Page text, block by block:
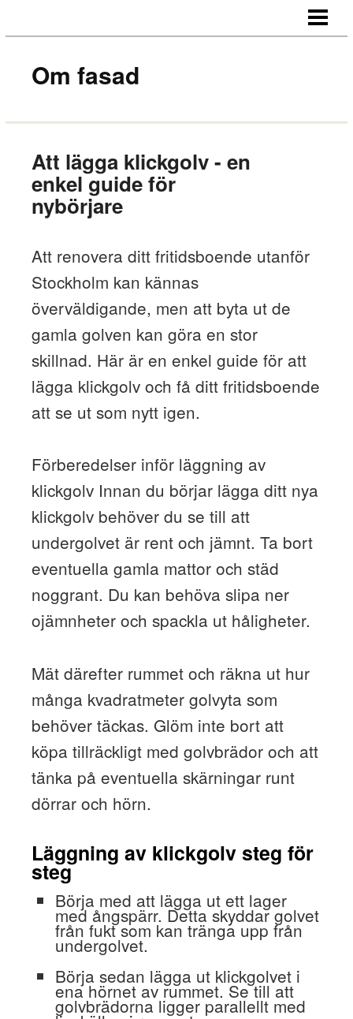
KONTAKT
Om fasad
Att lägga klickgolv - en
enkel guide för
nybörjare
Att renovera ditt fritidsboende utanför
Stockholm kan kännas
överväldigande, men att byta ut de
gamla golven kan göra en stor
skillnad. Här är en enkel guide för att
lägga klickgolv och få ditt fritidsboende
att se ut som nytt igen.
Förberedelser inför läggning av
klickgolv Innan du börjar lägga ditt nya
klickgolv behöver du se till att
undergolvet är rent och jämnt. Ta bort
eventuella gamla mattor och städ
noggrant. Du kan behöva slipa ner
ojämnheter och spackla ut håligheter.
Mät därefter rummet och räkna ut hur
många kvadratmeter golvyta som
behöver täckas. Glöm inte bort att
köpa tillräckligt med golvbrädor och att
tänka på eventuella skärningar runt
dörrar och hörn.
Läggning av klickgolv steg för
steg
Börja med att lägga ut ett lager
med ångspärr. Detta skyddar golvet
från fukt som kan tränga upp från
undergolvet.
Börja sedan lägga ut klickgolvet i
ena hörnet av rummet. Se till att
golvbrädorna ligger parallellt med